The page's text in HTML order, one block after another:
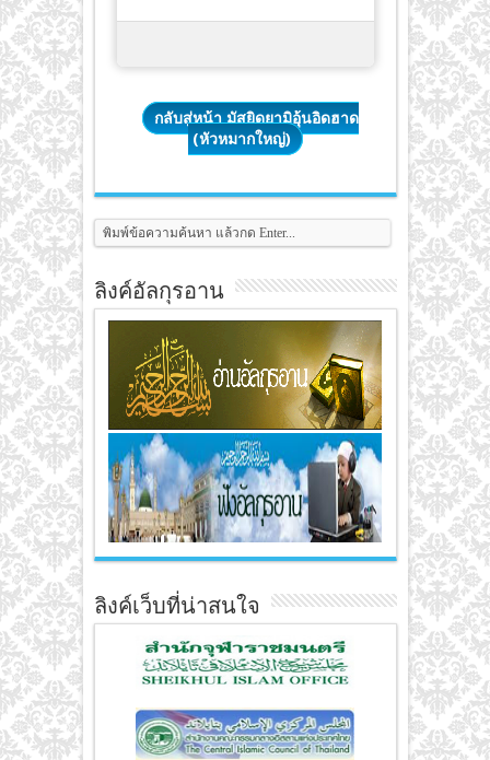
กลับสู่หน้า มัสยิดยามิอุ้นอิดฮาด
(หัวหมากใหญ่)
ลิงค์อัลกุรอาน
ลิงค์เว็บที่น่าสนใจ